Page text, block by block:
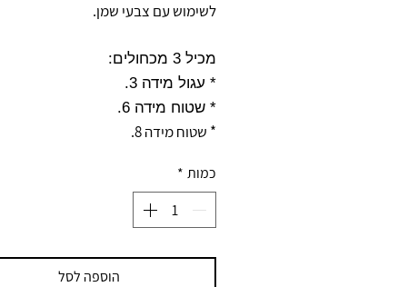
לשימוש עם צבעי שמן.
מכיל 3 מכחולים:
* עגול מידה 3.
* שטוח מידה 6.
* שטוח מידה 8.
כמות *
הוספה לסל